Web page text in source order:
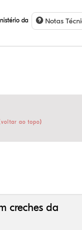
da
Notas
voltar ao topo)
creches da